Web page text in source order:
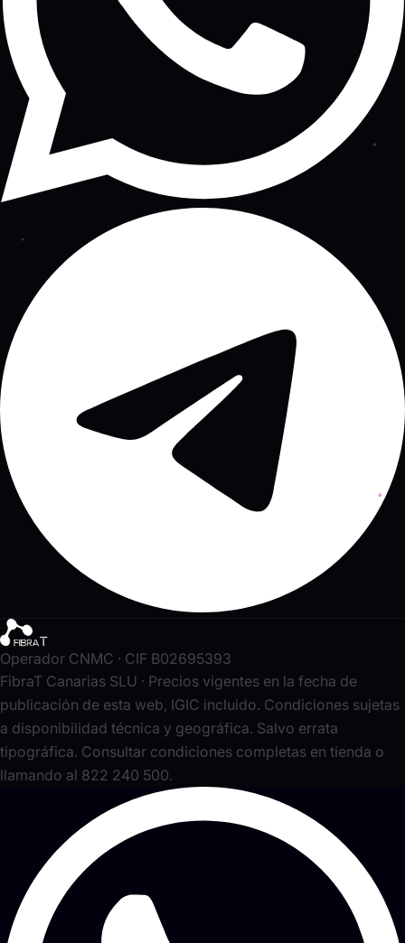
Operador CNMC · CIF B02695393
FibraT Canarias SLU · Precios vigentes en la fecha de
publicación de esta web, IGIC incluido. Condiciones sujetas
a disponibilidad técnica y geográfica. Salvo errata
tipográfica. Consultar condiciones completas en tienda o
llamando al 822 240 500.